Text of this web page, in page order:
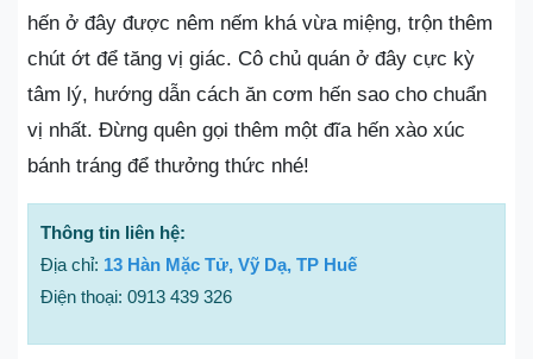
hến ở đây được nêm nếm khá vừa miệng, trộn thêm
chút ớt để tăng vị giác. Cô chủ quán ở đây cực kỳ
tâm lý, hướng dẫn cách ăn cơm hến sao cho chuẩn
vị nhất. Đừng quên gọi thêm một đĩa hến xào xúc
bánh tráng để thưởng thức nhé!
Thông tin liên hệ:
Địa chỉ: 13 Hàn Mặc Tử, Vỹ Dạ, TP Huế
Điện thoại: 0913 439 326